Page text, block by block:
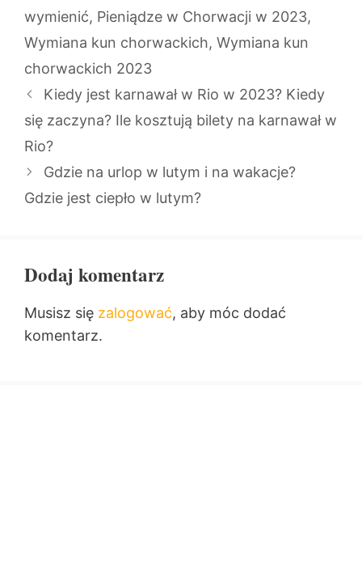
wymienić, Pieniądze w Chorwacji w 2023,
Wymiana kun chorwackich, Wymiana kun
chorwackich 2023
Kiedy jest karnawał w Rio w 2023? Kiedy
się zaczyna? Ile kosztują bilety na karnawał w
Rio?
Gdzie na urlop w lutym i na wakacje?
Gdzie jest ciepło w lutym?
Dodaj komentarz
Musisz się zalogować, aby móc dodać
komentarz.